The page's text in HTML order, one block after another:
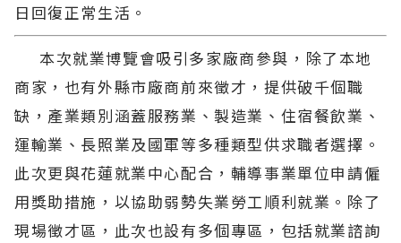
日回復正常生活。
本次就業博覽會吸引多家廠商參與，除了本地
商家，也有外縣市廠商前來徵才，提供破千個職
缺，產業類別涵蓋服務業、製造業、住宿餐飲業、
運輸業、長照業及國軍等多種類型供求職者選擇。
此次更與花蓮就業中心配合，輔導事業單位申請僱
用獎助措施，以協助弱勢失業勞工順利就業。除了
現場徵才區，此次也設有多個專區，包括就業諮詢